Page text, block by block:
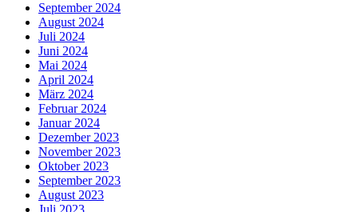
September 2024
August 2024
Juli 2024
Juni 2024
Mai 2024
April 2024
März 2024
Februar 2024
Januar 2024
Dezember 2023
November 2023
Oktober 2023
September 2023
August 2023